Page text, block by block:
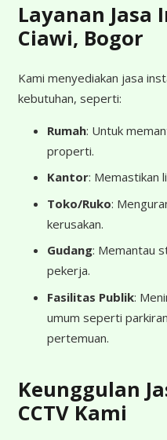
Layanan Jasa
Ciawi, Bogor
Kami menyediakan jasa
kebutuhan, seperti:
Rumah: Untuk
properti.
Kantor: Memastikan
Toko/Ruko:
kerusakan.
Gudang: Memantau
pekerja.
Fasilitas Publik:
umum seperti
pertemuan.
Keunggulan
CCTV Kami